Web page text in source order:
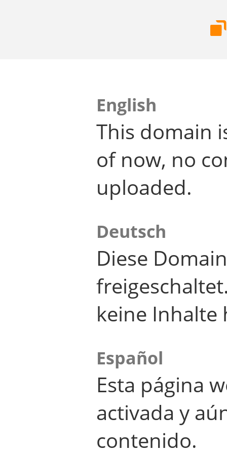
English
This domain
of now, no
uploaded.
Deutsch
Diese
keine Inhalte
Español
Esta página
activada y
contenido.